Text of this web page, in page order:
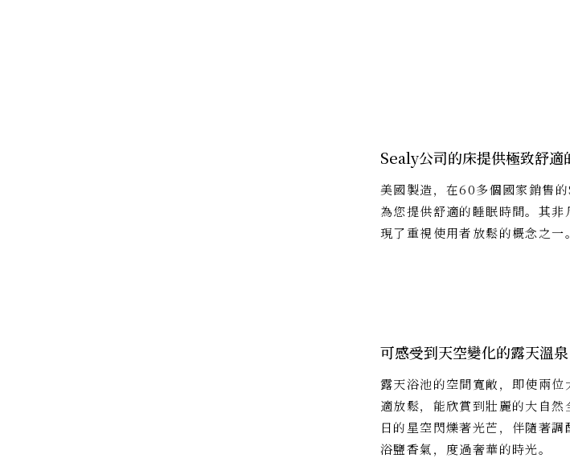
Sealy公司的床提供極致舒適
美國製造，在60多個國家銷售
為您提供舒適的睡眠時間。其
現了重視使用者放鬆的概念之一。
可感受到天空變化的露天溫泉
露天浴池的空間寬敞，即使兩位
適放鬆，能欣賞到壯麗的大自
日的星空閃爍著光芒，伴隨著
浴鹽香氣，度過奢華的時光。